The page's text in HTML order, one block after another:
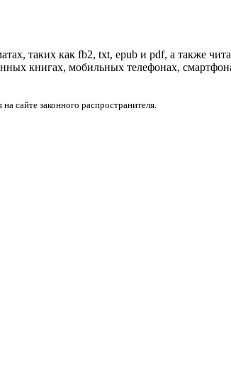
таких как fb2, txt, epub и pdf, а также
книгах, мобильных телефонах,
сайте законного распространителя.